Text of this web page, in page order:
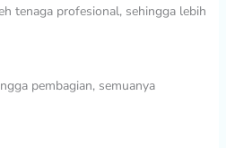
tenaga profesional, sehingga lebih
pembagian, semuanya